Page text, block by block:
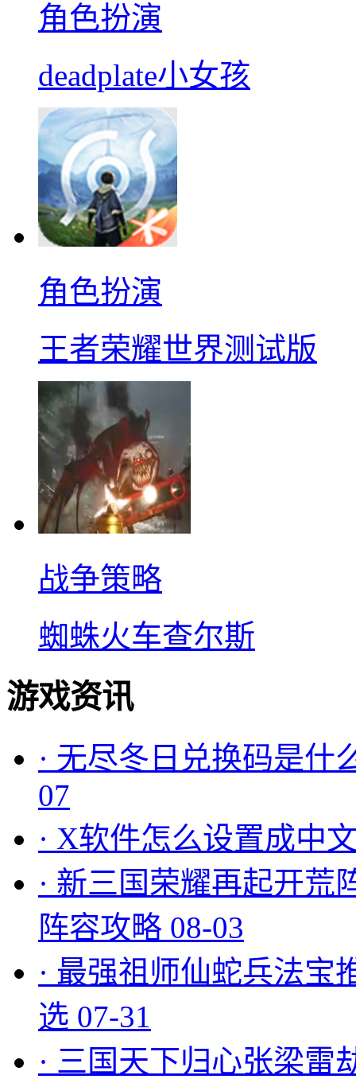
角色扮演
deadplate小女孩
角色扮演
王者荣耀世界测试版
战争策略
蜘蛛火车查尔斯
游戏资讯
· 无尽冬日兑换码是什
07
· X软件怎么设置成中
· 新三国荣耀再起开荒
阵容攻略 08-03
· 最强祖师仙蛇兵法宝
选 07-31
· 三国天下归心张梁雷